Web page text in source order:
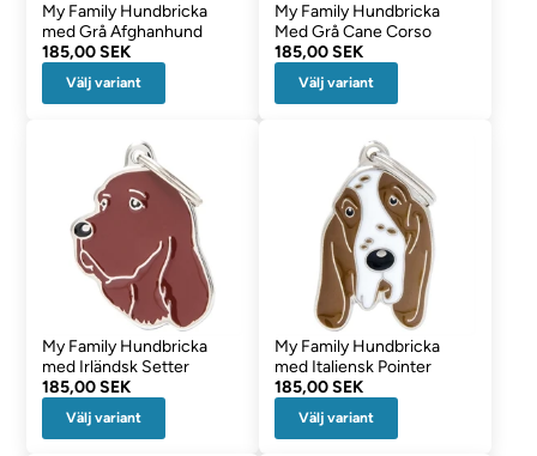
My Family Hundbricka
med Grå Afghanhund
185,00 SEK
Välj variant
My Family Hundbricka
Med Grå Cane Corso
185,00 SEK
Välj variant
My Family Hundbricka
med Irländsk Setter
185,00 SEK
Välj variant
My Family Hundbricka
med Italiensk Pointer
185,00 SEK
Välj variant